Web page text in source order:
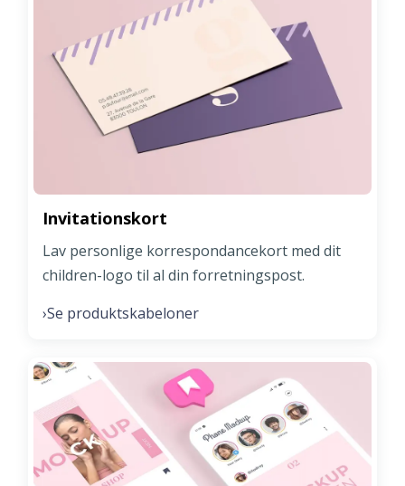
Invitationskort
Lav personlige korrespondancekort med dit
children-logo til al din forretningspost.
›Se produktskabeloner